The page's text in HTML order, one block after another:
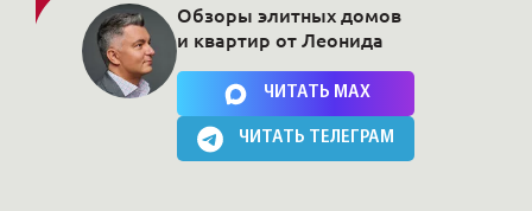
Нажимая на кнопку, Вы соглашаетесь c политикой сайта
Обзоры элитных домов
и квартир от Леонида
ЧИТАТЬ MAX
ЧИТАТЬ ТЕЛЕГРАМ